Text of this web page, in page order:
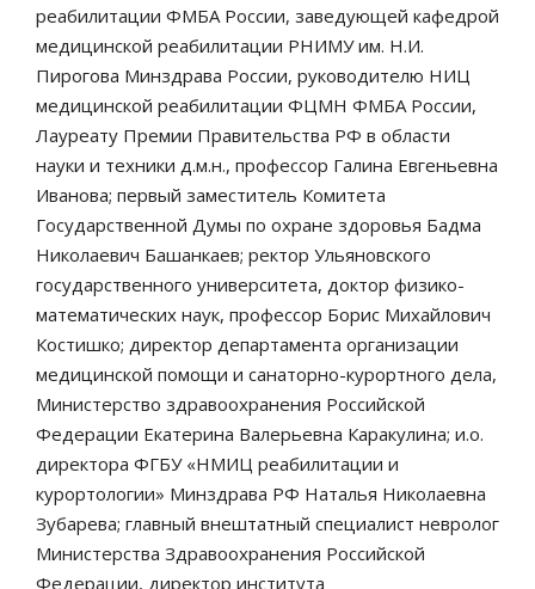
реабилитации ФМБА России, заведующей кафедрой
медицинской реабилитации РНИМУ им. Н.И.
Пирогова Минздрава России, руководителю НИЦ
медицинской реабилитации ФЦМН ФМБА России,
Лауреату Премии Правительства РФ в области
науки и техники д.м.н., профессор Галина Евгеньевна
Иванова; первый заместитель Комитета
Государственной Думы по охране здоровья Бадма
Николаевич Башанкаев; ректор Ульяновского
государственного университета, доктор физико-
математических наук, профессор Борис Михайлович
Костишко; директор департамента организации
медицинской помощи и санаторно-курортного дела,
Министерство здравоохранения Российской
Федерации Екатерина Валерьевна Каракулина; и.о.
директора ФГБУ «НМИЦ реабилитации и
курортологии» Минздрава РФ Наталья Николаевна
Зубарева; главный внештатный специалист невролог
Министерства Здравоохранения Российской
Федерации, директор института